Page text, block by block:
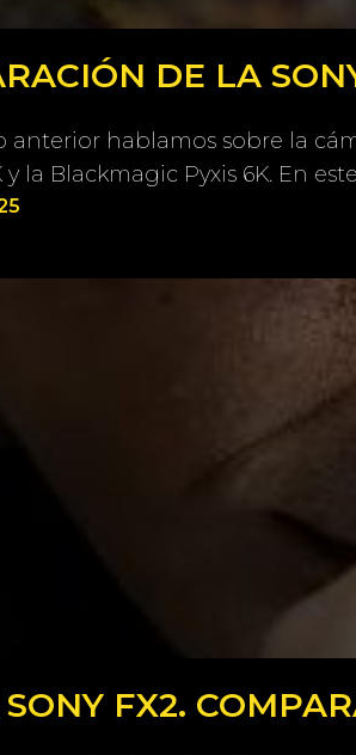
DE LA
anterior hablamos sobre la
la Blackmagic Pyxis 6K. En
FX2.